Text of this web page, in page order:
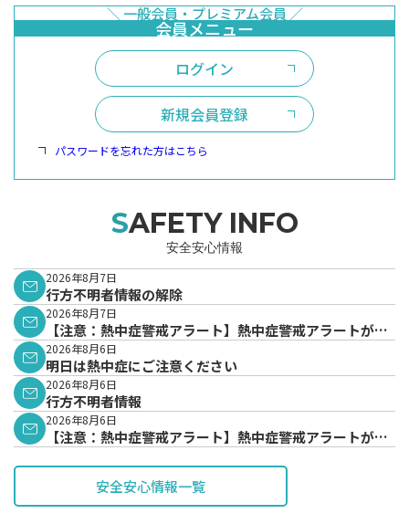
ログイン
新規会員登録
パスワードを忘れた方はこちら
SAFETY INFO
安全安心情報
2026年8月7日
行方不明者情報の解除
2026年8月7日
【注意：熱中症警戒アラート】熱中症警戒アラートが発
表されています。
2026年8月6日
明日は熱中症にご注意ください
2026年8月6日
行方不明者情報
2026年8月6日
【注意：熱中症警戒アラート】熱中症警戒アラートが発
安全安心情報一覧